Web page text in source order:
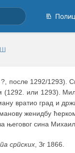
?, после 1292/1293).
или 1293).
вратио град и
женидбу
његовог сина
српских , Зг 1866.